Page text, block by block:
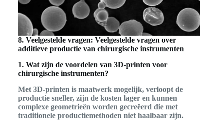
8. Veelgestelde vragen: Veelgestelde vragen over
additieve productie van chirurgische instrumenten
1. Wat zijn de voordelen van 3D-printen voor
chirurgische instrumenten?
Met 3D-printen is maatwerk mogelijk, verloopt de
productie sneller, zijn de kosten lager en kunnen
complexe geometrieën worden gecreëerd die met
traditionele productiemethoden niet haalbaar zijn.